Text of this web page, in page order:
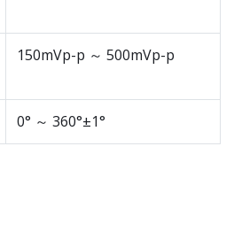
150mVp-p ～ 500mVp-p
0° ～ 360°±1°